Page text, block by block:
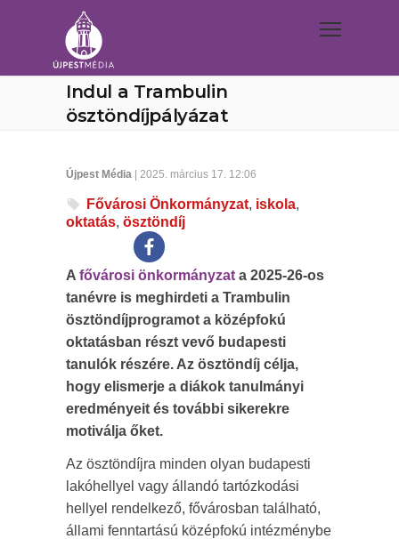
Indul a Trambulin
ösztöndíjpályázat
Újpest Média | 2025. március 17. 12:06
Fővárosi Önkormányzat, iskola,
oktatás, ösztöndíj
A fővárosi önkormányzat a 2025-26-os
tanévre is meghirdeti a Trambulin
ösztöndíjprogramot a középfokú
oktatásban részt vevő budapesti
tanulók részére. Az ösztöndíj célja,
hogy elismerje a diákok tanulmányi
eredményeit és további sikerekre
motiválja őket.
Az ösztöndíjra minden olyan budapesti
lakóhellyel vagy állandó tartózkodási
hellyel rendelkező, fővárosban található,
állami fenntartású középfokú intézménybe